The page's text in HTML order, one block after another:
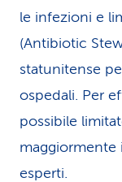
le infezioni e
(Antibiotic
statunitense
ospedali. Per
possibile
maggiormente
esperti.